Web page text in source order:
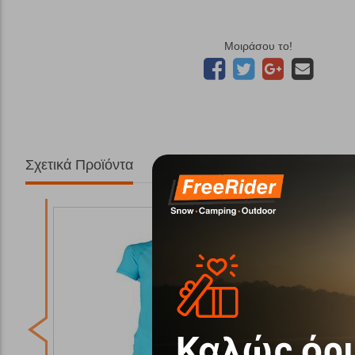
Μοιράσου το!
Σχετικά Προϊόντα